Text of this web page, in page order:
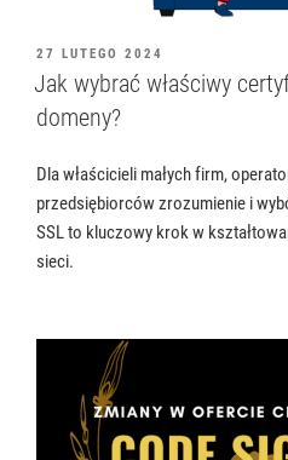
OPUBLIKOWANE
W
27 LUTEGO 2024
Jak wybrać właściwy
domeny?
Dla właścicieli małych firm,
przedsiębiorców zrozumienie i
SSL to kluczowy krok w
sieci.